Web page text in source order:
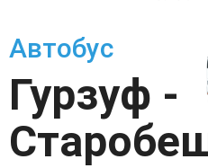
Автобус
Гурзуф -